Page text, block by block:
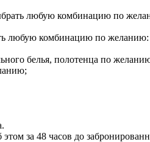
любую комбинацию по
любую комбинацию по желанию:
белья, полотенца по
за 48 часов до